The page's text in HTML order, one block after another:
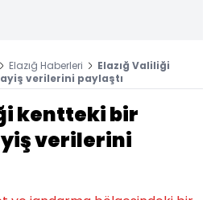
Elazığ Haberleri
Elazığ Valiliği
verilerini paylaştı
kentteki bir
verilerini